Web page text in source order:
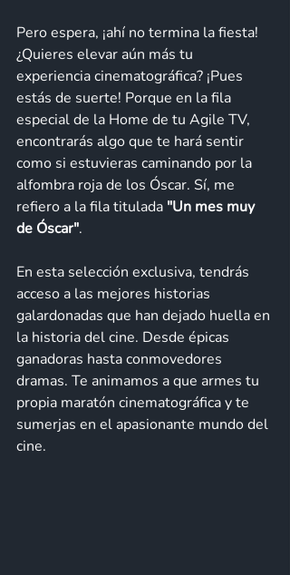
Pero espera, ¡ahí no termina la fiesta!
¿Quieres elevar aún más tu
experiencia cinematográfica? ¡Pues
estás de suerte! Porque en la fila
especial de la Home de tu Agile TV,
encontrarás algo que te hará sentir
como si estuvieras caminando por la
alfombra roja de los Óscar. Sí, me
refiero a la fila titulada "Un mes muy
de Óscar".
En esta selección exclusiva, tendrás
acceso a las mejores historias
galardonadas que han dejado huella en
la historia del cine. Desde épicas
ganadoras hasta conmovedores
dramas. Te animamos a que armes tu
propia maratón cinematográfica y te
sumerjas en el apasionante mundo del
cine.